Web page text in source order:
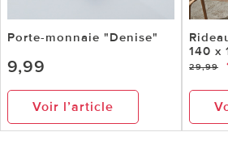
Porte-monnaie "Denise"
9,99
Voir l’article
140 x
29,99